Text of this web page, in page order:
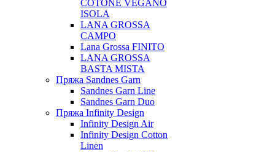
COTONE VEGANO
ISOLA
LANA GROSSA
CAMPO
Lana Grossa FINITO
LANA GROSSA
BASTA MISTA
Пряжа Sandnes Garn
Sandnes Garn Line
Sandnes Garn Duo
Пряжа Infinity Design
Infinity Design Air
Infinity Design Cotton
Linen